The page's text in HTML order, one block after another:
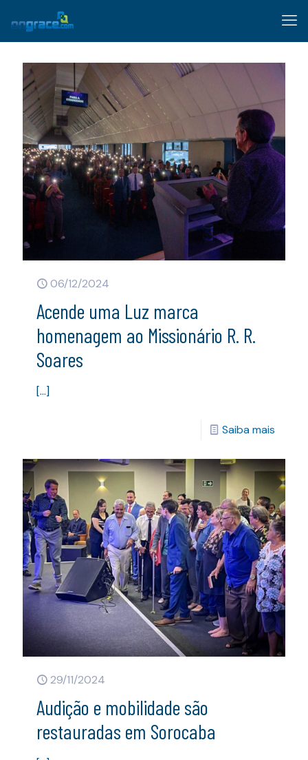
06/12/2024
Acende uma Luz marca
homenagem ao Missionário R. R.
Soares
[…]
Saiba mais
29/11/2024
Audição e mobilidade são
restauradas em Sorocaba